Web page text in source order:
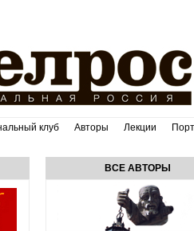
клуб Авторы Лекции
ВСЕ АВТОРЫ